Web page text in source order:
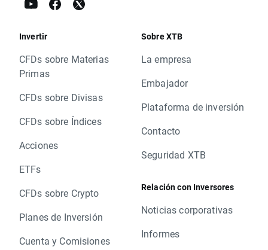
Invertir
CFDs sobre Materias
Primas
CFDs sobre Divisas
CFDs sobre Índices
Acciones
ETFs
CFDs sobre Crypto
Planes de Inversión
Cuenta y Comisiones
Sobre XTB
La empresa
Embajador
Plataforma de inversión
Contacto
Seguridad XTB
Relación con Inversores
Noticias corporativas
Informes